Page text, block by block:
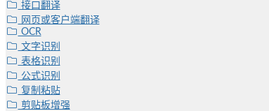
接口翻译
网页或客户端翻译
OCR
文字识别
表格识别
公式识别
复制粘贴
剪贴板增强